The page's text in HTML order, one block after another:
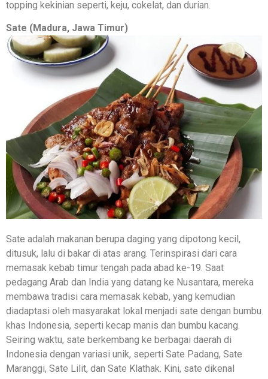
topping kekinian seperti, keju, cokelat, dan durian.
Sate (Madura, Jawa Timur)
Sate adalah makanan berupa daging yang dipotong kecil,
ditusuk, lalu di bakar di atas arang. Terinspirasi dari cara
memasak kebab timur tengah pada abad ke-19. Saat
pedagang Arab dan India yang datang ke Nusantara, mereka
membawa tradisi cara memasak kebab, yang kemudian
diadaptasi oleh masyarakat lokal menjadi sate dengan bumbu
khas Indonesia, seperti kecap manis dan bumbu kacang.
Seiring waktu, sate berkembang ke berbagai daerah di
Indonesia dengan variasi unik, seperti Sate Padang, Sate
Maranggi, Sate Lilit, dan Sate Klathak. Kini, sate dikenal